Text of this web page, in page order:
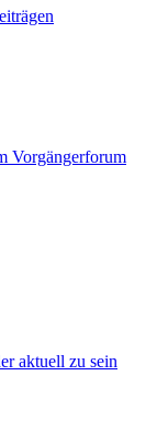
Vorgängerforum
aktuell zu sein